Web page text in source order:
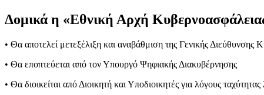
Δομικά η «Εθνική Αρχή
• Θα αποτελεί μετεξέλιξη και αναβάθμιση της Γενικής
• Θα εποπτεύεται από τον Υπουργό Ψηφιακής Διακυβέρνησης
• Θα διοικείται από Διοικητή και Υποδιοικητές για λόγους